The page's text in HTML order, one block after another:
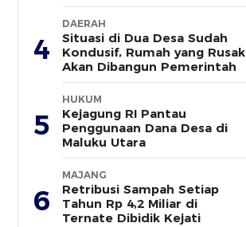
4
DAERAH
Situasi di Dua Desa Sudah
Kondusif, Rumah yang Rusak
Akan Dibangun Pemerintah
5
HUKUM
Kejagung RI Pantau
Penggunaan Dana Desa di
Maluku Utara
6
MAJANG
Retribusi Sampah Setiap
Tahun Rp 4,2 Miliar di
Ternate Dibidik Kejati